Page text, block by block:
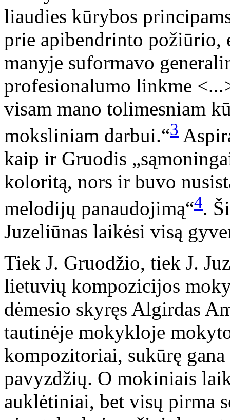
liaudies kūrybos
prie apibendrinto požiūrio,
manyje suformavo
profesionalumo linkme
visam mano tolimesniam
moksliniam darbui.“3
kaip ir Gruodis
koloritą, nors ir buvo
melodijų panaudojimą“4.
Juzeliūnas laikėsi visą
Tiek J. Gruodžio, tiek J.
lietuvių kompozicijos
dėmesio skyręs Algirdas
tautinėje mokykloje
kompozitoriai, sukūrę
pavyzdžių. O mokiniais
auklėtiniai, bet visų pirma